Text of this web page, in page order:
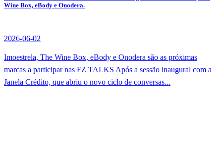
Wine Box, eBody e Onodera.
2026-06-02
Imoestrela, The Wine Box, eBody e Onodera são as próximas
marcas a participar nas FZ TALKS Após a sessão inaugural com a
Janela Crédito, que abriu o novo ciclo de conversas...